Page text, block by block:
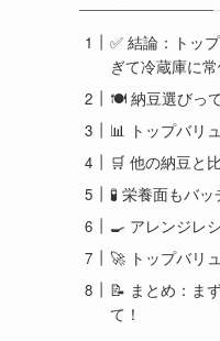
✅ 結論：トッ
ぎて冷蔵庫に常
🍽️ 納豆選びっ
📊 トップバリ
🛒 他の納豆と
🧪 栄養面もバッ
🍳 アレンジレ
🚀 トップバリ
📝 まとめ：ま
て！